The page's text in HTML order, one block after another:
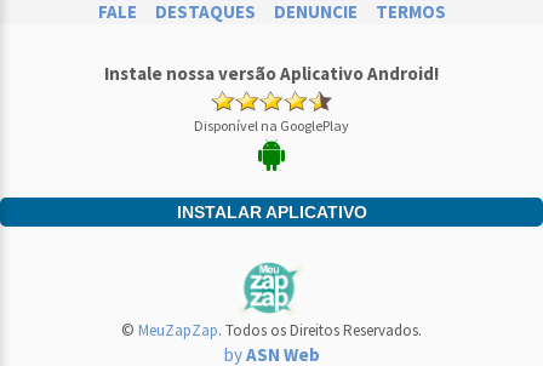
FALE DESTAQUES DENUNCIE TERMOS
Instale nossa versão Aplicativo Android!
Disponível na GooglePlay
INSTALAR APLICATIVO
© MeuZapZap. Todos os Direitos Reservados.
byASN Web